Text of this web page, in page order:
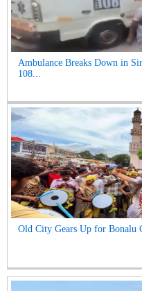
Ambulance Breaks Down in
108...
Old City Gears Up for Bonalu